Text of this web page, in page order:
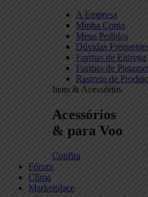
A Empresa
Minha Conta
Meus Pedidos
Dúvidas
Formas de Entrega
Formas de
Rastreio de
Itens & Acessórios
Acessórios
& para Voo
Confira
Fórum
Clima
Marketplace